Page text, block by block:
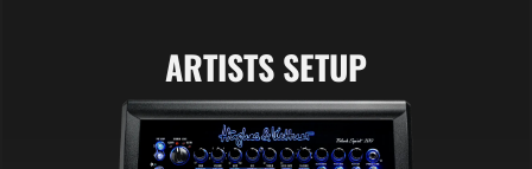
ARTISTS SETUP